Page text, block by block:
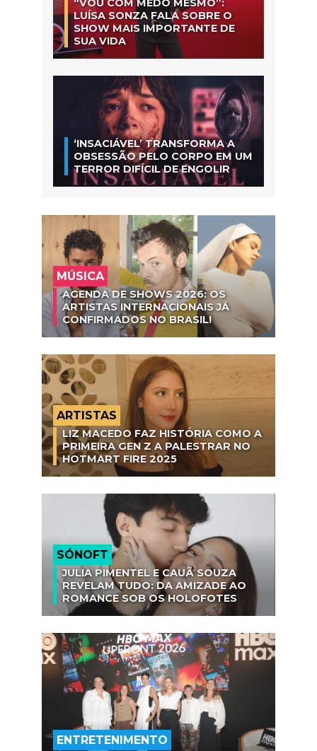
“VOU COM MEDO MESMO”:
LUÍSA SONZA FALA SOBRE O
SHOW MAIS IMPORTANTE DE
SUA VIDA
‘INSACIÁVEL’ TRANSFORMA A
OBSESSÃO PELO CORPO EM UM
TERROR DIFÍCIL DE ENGOLIR
MÚSICA
AGENDA DE SHOWS 2026: OS
ARTISTAS INTERNACIONAIS JÁ
CONFIRMADOS NO BRASIL!
ARTISTAS
LIZ MACEDO FAZ HISTÓRIA COMO A
PRIMEIRA GEN Z A PALESTRAR NO
HOTMART FIRE 2025
SÓNOFT
JULIA PIMENTEL E CAUÃ SOUZA
REVELAM TUDO: DA AMIZADE AO
ROMANCE SOB OS HOLOFOTES
ENTRETENIMENTO